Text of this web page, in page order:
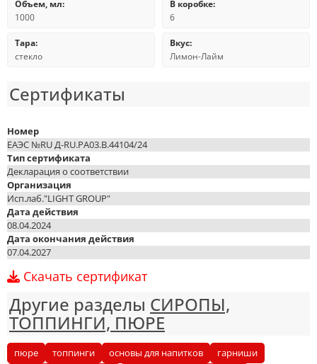
Объем, мл:
1000
В коробке:
6
Тара:
стекло
Вкус:
Лимон-Лайм
Сертификаты
Номер
ЕАЭС №RU Д-RU.PA03.B.44104/24
Тип сертификата
Декларация о соответствии
Организация
Исп.лаб."LIGHT GROUP"
Дата действия
08.04.2024
Дата окончания действия
07.04.2027
Скачать сертификат
Другие разделы СИРОПЫ,
ТОППИНГИ, ПЮРЕ
пюре топпинги основы для напитков
гарниши